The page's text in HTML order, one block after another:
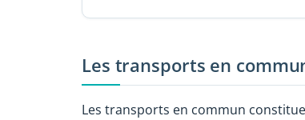
Les transports en
Les transports en commun